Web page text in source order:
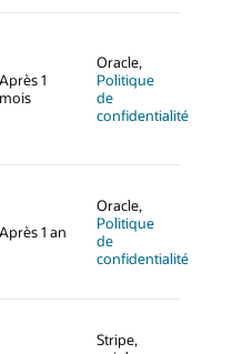
Après 1
mois
Oracle,
Politique
de
confidentialité
Après 1 an
Oracle,
Politique
de
confidentialité
Stripe,